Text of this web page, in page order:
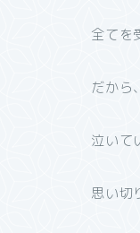
全てを
だから
泣いて
思い切